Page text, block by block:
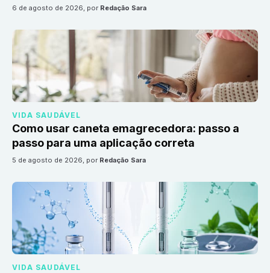
6 de agosto de 2026, por Redação Sara
VIDA SAUDÁVEL
Como usar caneta emagrecedora: passo a
passo para uma aplicação correta
5 de agosto de 2026, por Redação Sara
VIDA SAUDÁVEL